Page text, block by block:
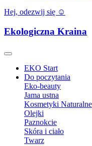
Hej, odezwij się ☺️
Ekologiczna Kraina
EKO Start
Do poczytania
Eko-beauty
Jama ustna
Kosmetyki Naturalne
Olejki
Paznokcie
Skóra i ciało
Twarz